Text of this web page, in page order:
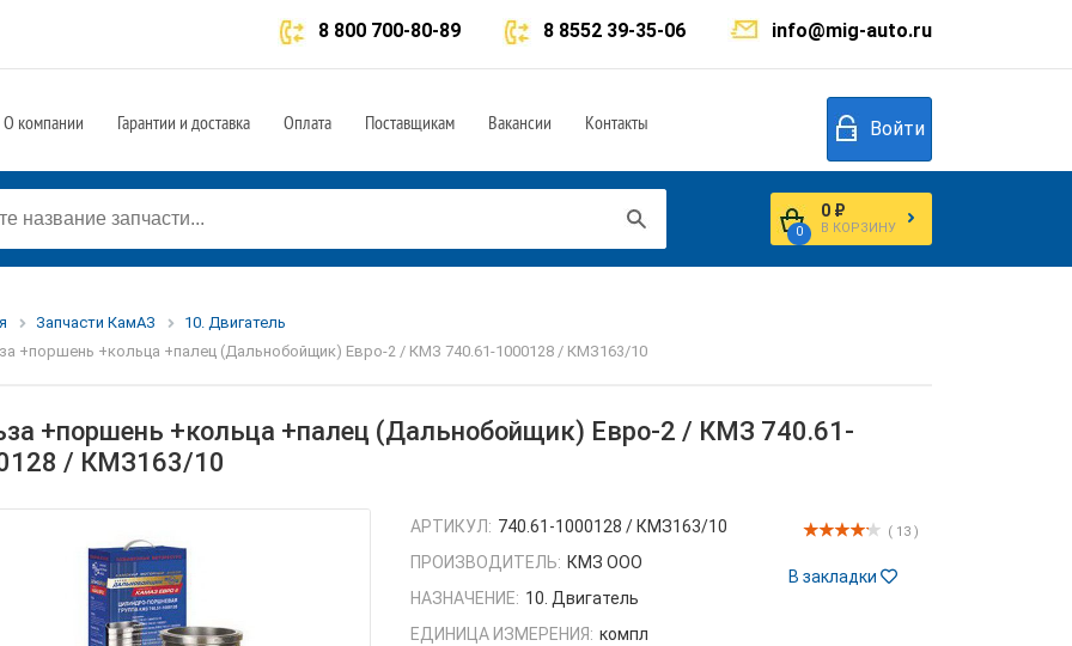
info@mig-auto.ru
8 8552 39-35-06
8 800 700-80-89
О компании Гарантии и доставка Оплата Поставщикам Вакансии Контакты Войти
0
0 ₽
В КОРЗИНУ
Запчасти КамАЗ
10. Двигатель
+поршень +кольца +палец (Дальнобойщик) Евро-2 / КМЗ 740.61-1000128 / КМЗ163/10
+поршень +кольца +палец (Дальнобойщик) Евро-2 / КМЗ 740.61-
/ КМЗ163/10
( 13 )
В закладки
АРТИКУЛ: 740.61-1000128 / КМЗ163/10
ПРОИЗВОДИТЕЛЬ: КМЗ ООО
НАЗНАЧЕНИЕ: 10. Двигатель
ЕДИНИЦА ИЗМЕРЕНИЯ: компл